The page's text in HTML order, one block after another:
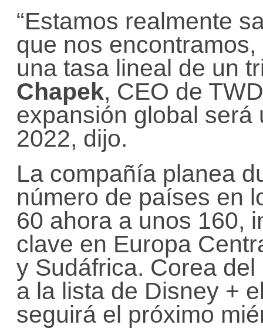
“Estamos realmente
que nos
una tasa lineal de un
Chapek, CEO de
expansión global será
2022, dijo.
La compañía planea
número de países en
60 ahora a unos 160,
clave en Europa
y Sudáfrica. Corea
a la lista de Disney +
seguirá el próximo